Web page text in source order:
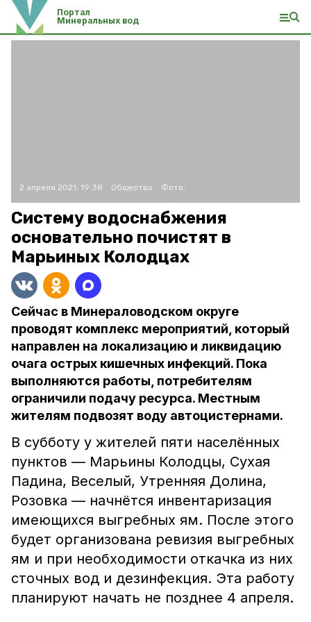
Портал
Минеральных вод
2 апреля 2021, 19:38 Общество Фото:
Систему водоснабжения
основательно почистят в
Марьиных Колодцах
Сейчас в Минераловодском округе
проводят комплекс мероприятий, который
направлен на локализацию и ликвидацию
очага острых кишечных инфекций. Пока
выполняются работы, потребителям
ограничили подачу ресурса. Местным
жителям подвозят воду автоцистернами.
В субботу у жителей пяти населённых
пунктов — Марьины Колодцы, Сухая
Падина, Веселый, Утренняя Долина,
Розовка — начнётся инвентаризация
имеющихся выгребных ям. После этого
будет организована ревизия выгребных
ям и при необходимости откачка из них
сточных вод и дезинфекция. Эта работу
планируют начать не позднее 4 апреля.